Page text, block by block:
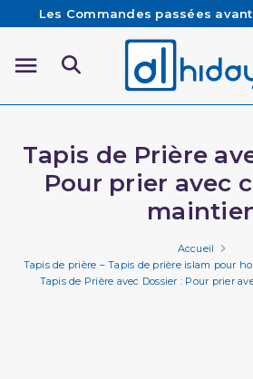
Les Commandes passées avant
sont préparées et
Besoin d'aide ?
Livraison offerte à partir de
Tapis de Prière
Pour prier avec
Accueil
Tapis de prière – Tapis de prière islam pour
Tapis de Prière avec Dossier : Pour prier